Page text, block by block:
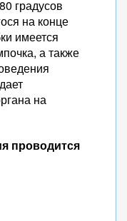
градусов
на конце
имеется
а также
на
проводится